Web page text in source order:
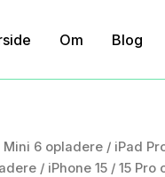
Om Blog
Mini 6 opladere / iPad
/ iPhone 15 / 15 Pro